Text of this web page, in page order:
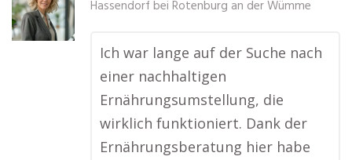
Hassendorf bei Rotenburg an der Wümme
Ich war lange auf der Suche nach
einer nachhaltigen
Ernährungsumstellung, die
wirklich funktioniert. Dank der
Ernährungsberatung hier habe